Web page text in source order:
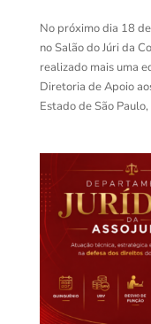
No próximo dia 18
no Salão do Júri da
realizado mais uma
Diretoria de Apoio
Estado de São Paulo,